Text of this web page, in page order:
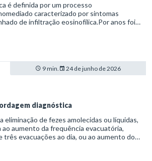
é definida por um processo
caracterizado por sintomas
de infiltração eosinofílica.Por anos foi
9 min. 24 de junho de 2026
diagnóstica
eliminação de fezes amolecidas ou líquidas,
aumento da frequência evacuatória,
três evacuações ao dia, ou ao aumento do